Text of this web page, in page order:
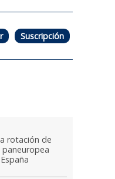
Suscripción
rotación de